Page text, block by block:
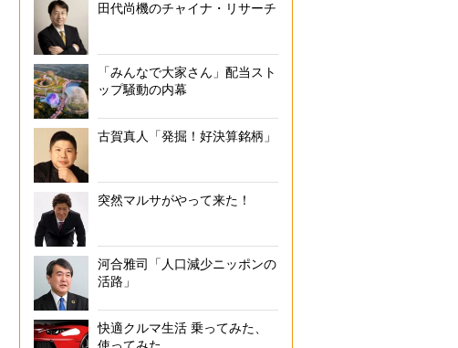
田代尚機のチャイナ・リサーチ
「みんなで大家さん」配当スト
ップ騒動の内幕
古賀真人「発掘！好決算銘柄」
突然マルサがやって来た！
河合雅司「人口減少ニッポンの
活路」
快適クルマ生活 乗ってみた、